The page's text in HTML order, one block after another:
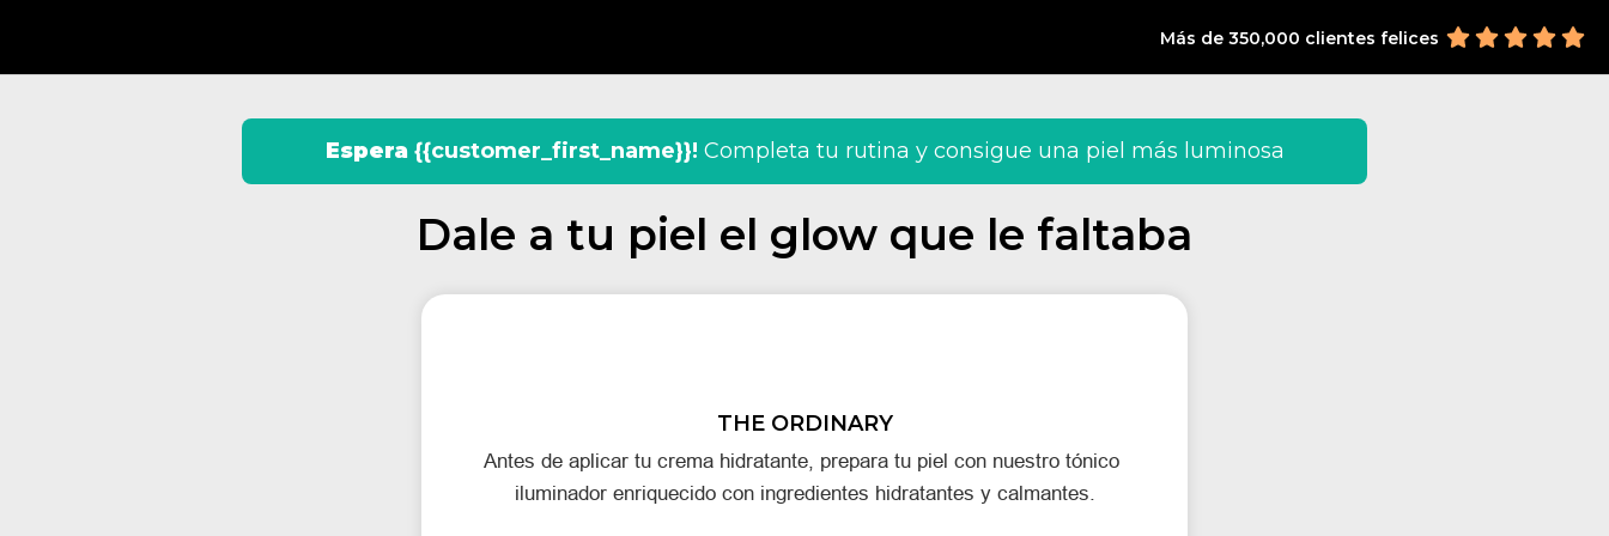
Más de 350,000 clientes felices
Espera {{customer_first_name}}! Completa tu rutina y consigue una piel más luminosa
Dale a tu piel el glow que le faltaba
THE ORDINARY
Antes de aplicar tu crema hidratante, prepara tu piel con nuestro tónico
iluminador enriquecido con ingredientes hidratantes y calmantes.